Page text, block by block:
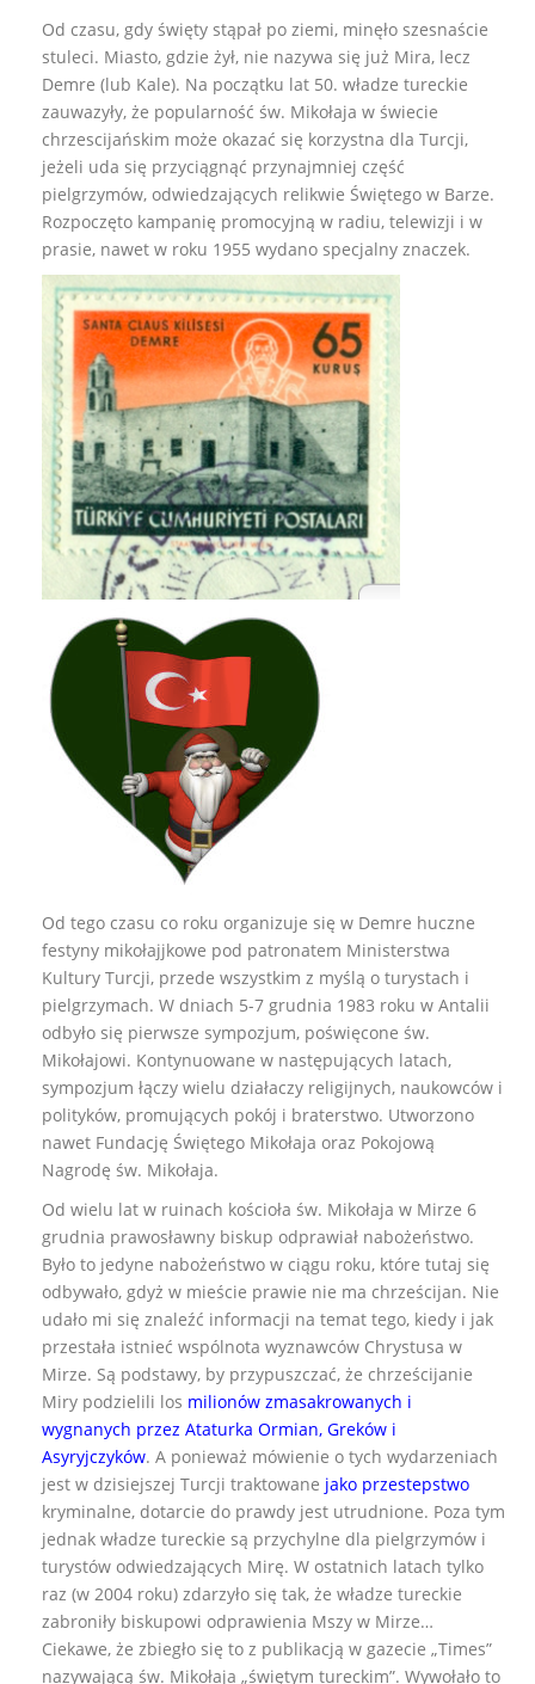
Od czasu, gdy święty stąpał po ziemi, minęło szesnaście
stuleci. Miasto, gdzie żył, nie nazywa się już Mira, lecz
Demre (lub Kale). Na początku lat 50. władze tureckie
zauwazyły, że popularność św. Mikołaja w świecie
chrzescijańskim może okazać się korzystna dla Turcji,
jeżeli uda się przyciągnąć przynajmniej część
pielgrzymów, odwiedzających relikwie Świętego w Barze.
Rozpoczęto kampanię promocyjną w radiu, telewizji i w
prasie, nawet w roku 1955 wydano specjalny znaczek.
Od tego czasu co roku organizuje się w Demre huczne
festyny mikołajjkowe pod patronatem Ministerstwa
Kultury Turcji, przede wszystkim z myślą o turystach i
pielgrzymach. W dniach 5-7 grudnia 1983 roku w Antalii
odbyło się pierwsze sympozjum, poświęcone św.
Mikołajowi. Kontynuowane w następujących latach,
sympozjum łączy wielu działaczy religijnych, naukowców i
polityków, promujących pokój i braterstwo. Utworzono
nawet Fundację Świętego Mikołaja oraz Pokojową
Nagrodę św. Mikołaja.
Od wielu lat w ruinach kościoła św. Mikołaja w Mirze 6
grudnia prawosławny biskup odprawiał nabożeństwo.
Było to jedyne nabożeństwo w ciągu roku, które tutaj się
odbywało, gdyż w mieście prawie nie ma chrześcijan. Nie
udało mi się znaleźć informacji na temat tego, kiedy i jak
przestała istnieć wspólnota wyznawców Chrystusa w
Mirze. Są podstawy, by przypuszczać, że chrześcijanie
Miry podzielili los milionów zmasakrowanych i
wygnanych przez Ataturka Ormian, Greków i
Asyryjczyków. A ponieważ mówienie o tych wydarzeniach
jest w dzisiejszej Turcji traktowane jako przestepstwo
kryminalne, dotarcie do prawdy jest utrudnione. Poza tym
jednak władze tureckie są przychylne dla pielgrzymów i
turystów odwiedzających Mirę. W ostatnich latach tylko
raz (w 2004 roku) zdarzyło się tak, że władze tureckie
zabroniły biskupowi odprawienia Mszy w Mirze…
Ciekawe, że zbiegło się to z publikacją w gazecie „Times”
nazywającą św. Mikołaja „świętym tureckim”. Wywołało to